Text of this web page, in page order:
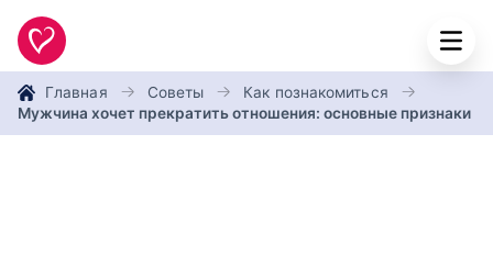
Главная Советы
Как познакомиться
Мужчина хочет прекратить отношения: основные признаки